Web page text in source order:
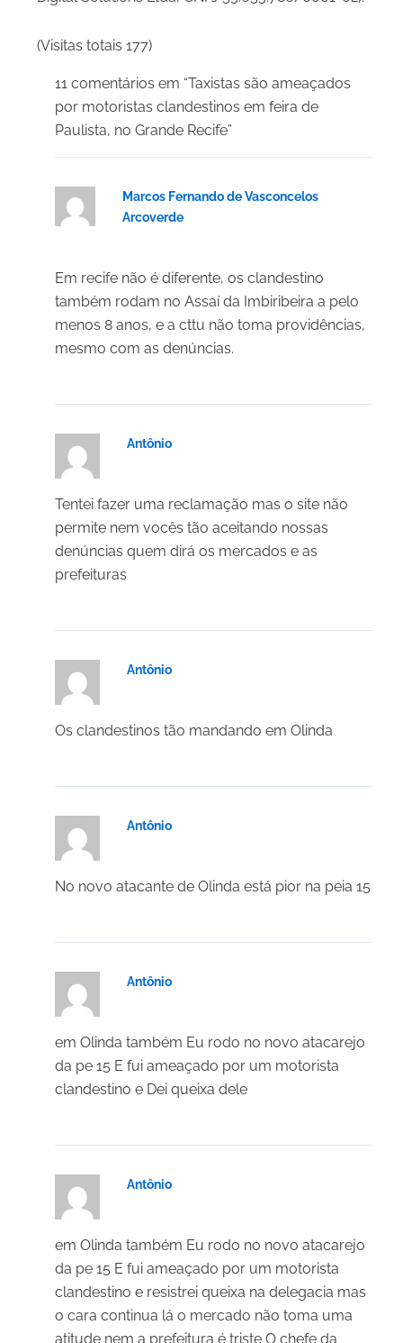
(Visitas totais 177)
11 comentários em “Taxistas são ameaçados
por motoristas clandestinos em feira de
Paulista, no Grande Recife”
Marcos Fernando de Vasconcelos
Arcoverde
Em recife não é diferente, os clandestino
também rodam no Assaí da Imbiribeira a pelo
menos 8 anos, e a cttu não toma providências,
mesmo com as denúncias.
Antônio
Tentei fazer uma reclamação mas o site não
permite nem vocês tão aceitando nossas
denúncias quem dirá os mercados e as
prefeituras
Antônio
Os clandestinos tão mandando em Olinda
Antônio
No novo atacante de Olinda está pior na peia 15
Antônio
em Olinda também Eu rodo no novo atacarejo
da pe 15 E fui ameaçado por um motorista
clandestino e Dei queixa dele
Antônio
em Olinda também Eu rodo no novo atacarejo
da pe 15 E fui ameaçado por um motorista
clandestino e resistrei queixa na delegacia mas
o cara continua lá o mercado não toma uma
atitude nem a prefeitura é triste O chefe da